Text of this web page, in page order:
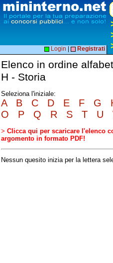
Login Registrati
Elenco in ordine
H - Storia
Seleziona l'iniziale:
A B C D E F G
O
P Q R S T U
> Clicca qui per scaricare l'elenco
argomento in formato PDF!
Nessun quesito inizia per la lettera